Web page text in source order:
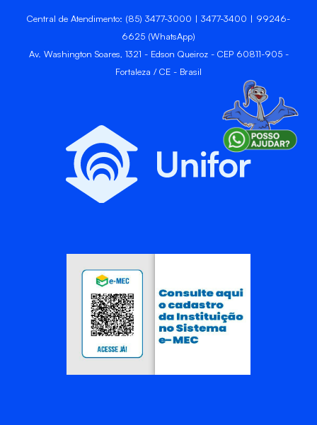
Central de Atendimento: (85) 3477-3000 | 3477-3400 | 99246-
6625 (WhatsApp)
Av. Washington Soares, 1321 - Edson Queiroz - CEP 60811-905 -
Fortaleza / CE - Brasil